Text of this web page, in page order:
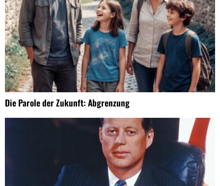
Die Parole der Zukunft: Abgrenzung